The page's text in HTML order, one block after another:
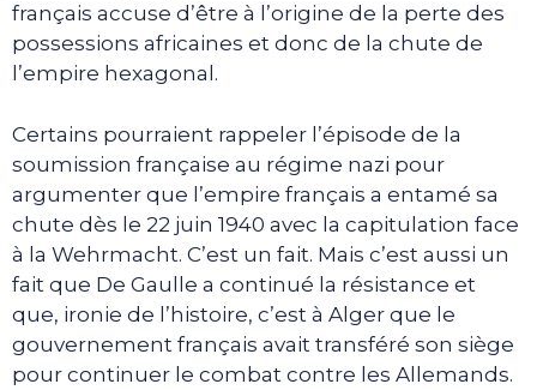
français accuse d’être à l’origine de la perte des
possessions africaines et donc de la chute de
l’empire hexagonal.
Certains pourraient rappeler l’épisode de la
soumission française au régime nazi pour
argumenter que l’empire français a entamé sa
chute dès le 22 juin 1940 avec la capitulation face
à la Wehrmacht. C’est un fait. Mais c’est aussi un
fait que De Gaulle a continué la résistance et
que, ironie de l’histoire, c’est à Alger que le
gouvernement français avait transféré son siège
pour continuer le combat contre les Allemands.